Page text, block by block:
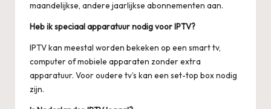
maandelijkse, andere jaarlijkse abonnementen aan.
Heb ik speciaal apparatuur nodig voor IPTV?
IPTV kan meestal worden bekeken op een smart tv,
computer of mobiele apparaten zonder extra
apparatuur. Voor oudere tv’s kan een set-top box nodig
zijn.